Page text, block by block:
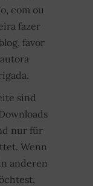
com ou
fazer
favor
sind
nur für
Wenn
anderen